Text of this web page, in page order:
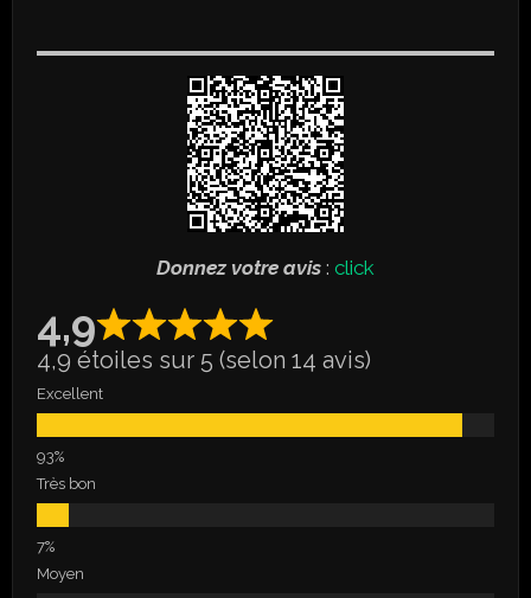
Donnez votre avis : click
4,9
4,9 étoiles sur 5 (selon 14 avis)
Excellent
Très bon
Moyen